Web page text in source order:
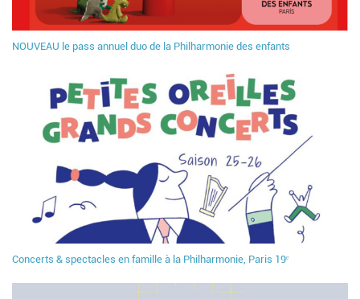
NOUVEAU le pass annuel duo de la Philharmonie des enfants
Concerts & spectacles en famille à la Philharmonie, Paris 19ᵉ